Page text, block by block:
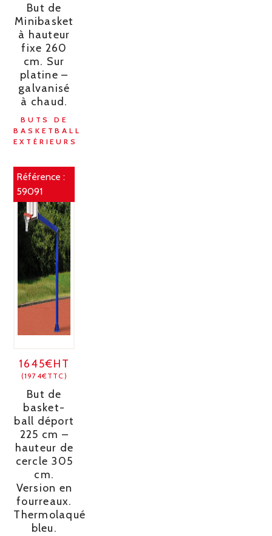
But de
Minibasket
à hauteur
fixe 260
cm. Sur
platine –
galvanisé
à chaud.
BUTS DE
BASKETBALL
EXTÉRIEURS
Référence :
59091
1645€HT
(1974€TTC)
But de
basket-
ball déport
225 cm –
hauteur de
cercle 305
cm.
Version en
fourreaux.
Thermolaqué
bleu.